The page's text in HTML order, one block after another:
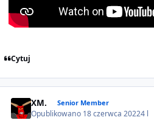
Cytuj
XM. Senior Member
Opublikowano 18 czerwca 20224 l